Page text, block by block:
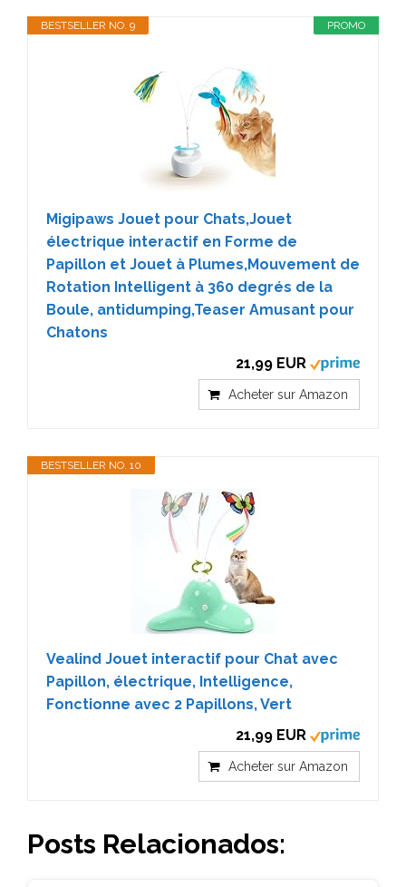
PROMO
BESTSELLER NO. 9
Migipaws Jouet pour Chats,Jouet
électrique interactif en Forme de
Papillon et Jouet à Plumes,Mouvement de
Rotation Intelligent à 360 degrés de la
Boule, antidumping,Teaser Amusant pour
Chatons
21,99 EUR
Acheter sur Amazon
BESTSELLER NO. 10
Vealind Jouet interactif pour Chat avec
Papillon, électrique, Intelligence,
Fonctionne avec 2 Papillons, Vert
21,99 EUR
Acheter sur Amazon
Posts Relacionados: